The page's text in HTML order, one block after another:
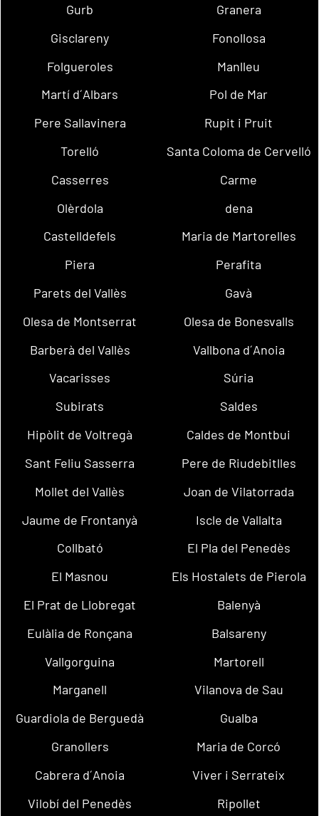
Gurb
Granera
Gisclareny
Fonollosa
Folgueroles
Manlleu
Martí d´Albars
Pol de Mar
Pere Sallavinera
Rupit i Pruit
Torelló
Santa Coloma de Cervelló
Casserres
Carme
Olèrdola
dena
Castelldefels
Maria de Martorelles
Piera
Perafita
Parets del Vallès
Gavà
Olesa de Montserrat
Olesa de Bonesvalls
Barberà del Vallès
Vallbona d´Anoia
Vacarisses
Súria
Subirats
Saldes
Hipòlit de Voltregà
Caldes de Montbui
Sant Feliu Sasserra
Pere de Riudebitlles
Mollet del Vallès
Joan de Vilatorrada
Jaume de Frontanyà
Iscle de Vallalta
Collbató
El Pla del Penedès
El Masnou
Els Hostalets de Pierola
El Prat de Llobregat
Balenyà
Eulàlia de Ronçana
Balsareny
Vallgorguina
Martorell
Marganell
Vilanova de Sau
Guardiola de Berguedà
Gualba
Granollers
Maria de Corcó
Cabrera d´Anoia
Viver i Serrateix
Vilobí del Penedès
Ripollet